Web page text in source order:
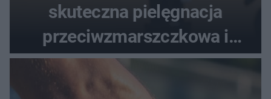
skuteczna pielęgnacja
przeciwzmarszczkowa i
regenerująca